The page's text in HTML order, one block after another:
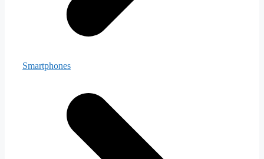
Smartphones